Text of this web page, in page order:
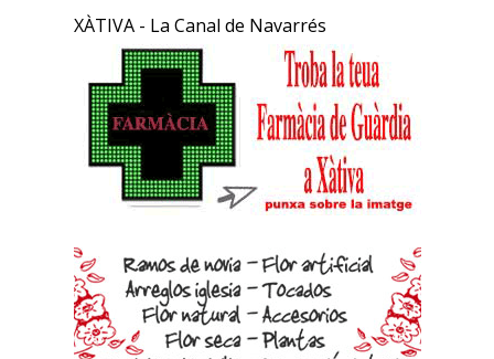
XÀTIVA - La Canal de Navarrés